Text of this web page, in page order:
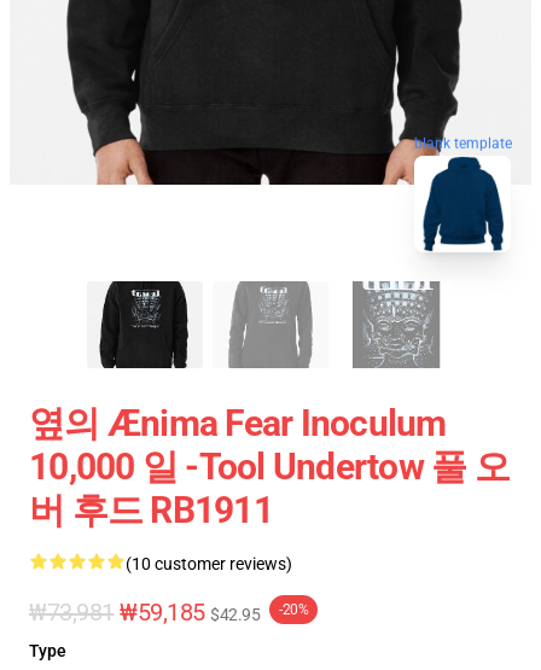
blank template
옆의 Ænima Fear Inoculum
10,000 일 -tool Undertow 풀 오
버 후드 RB1911
(10 customer reviews)
₩73,981 ₩59,185 $42.95 -20%
Type